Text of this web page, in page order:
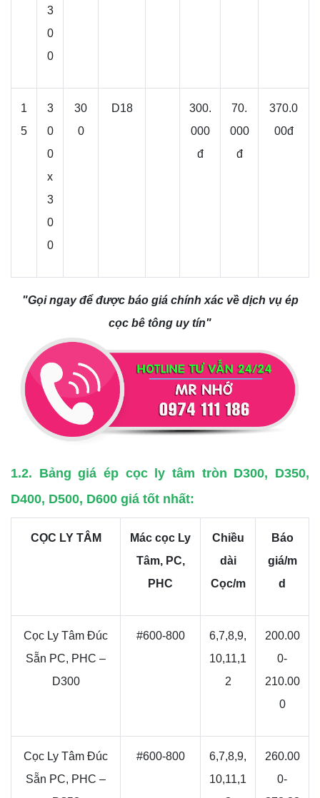
3
0
0
1
5
3
0
0
x
3
0
0
30
0
D18
300.
000
đ
70.
000
đ
370.0
00đ
"Gọi ngay để được báo giá chính xác về dịch vụ ép
cọc bê tông uy tín"
1.2. Bảng giá ép cọc ly tâm tròn D300, D350,
D400, D500, D600 giá tốt nhất:
CỌC LY TÂM
Mác cọc Ly
Tâm, PC,
PHC
Chiều
dài
Cọc/m
Báo
giá/m
d
Cọc Ly Tâm Đúc
Sẵn PC, PHC –
D300
#600-800
6,7,8,9,
10,11,1
2
200.00
0-
210.00
0
Cọc Ly Tâm Đúc
Sẵn PC, PHC –
#600-800
6,7,8,9,
10,11,1
260.00
0-